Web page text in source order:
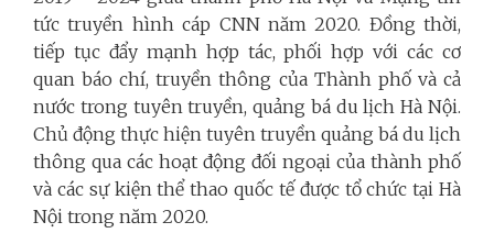
tức truyền hình cáp CNN năm 2020. Đồng thời,
tiếp tục đẩy mạnh hợp tác, phối hợp với các cơ
quan báo chí, truyền thông của Thành phố và cả
nước trong tuyên truyền, quảng bá du lịch Hà Nội.
Chủ động thực hiện tuyên truyền quảng bá du lịch
thông qua các hoạt động đối ngoại của thành phố
và các sự kiện thể thao quốc tế được tổ chức tại Hà
Nội trong năm 2020.